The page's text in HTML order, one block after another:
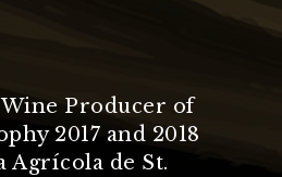
Producer of
2017 and 2018
Agrícola de St.